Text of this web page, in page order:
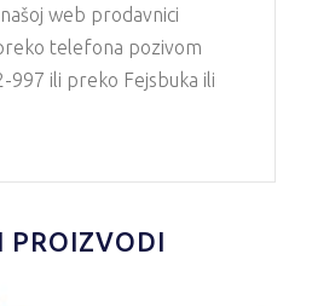
web prodavnici
telefona pozivom
997 ili preko Fejsbuka ili
PROIZVODI